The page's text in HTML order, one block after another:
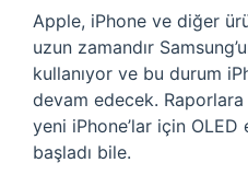
Apple, iPhone ve diğer
uzun zamandır
kullanıyor ve bu durum
devam edecek.
yeni iPhone’lar için
başladı bile.